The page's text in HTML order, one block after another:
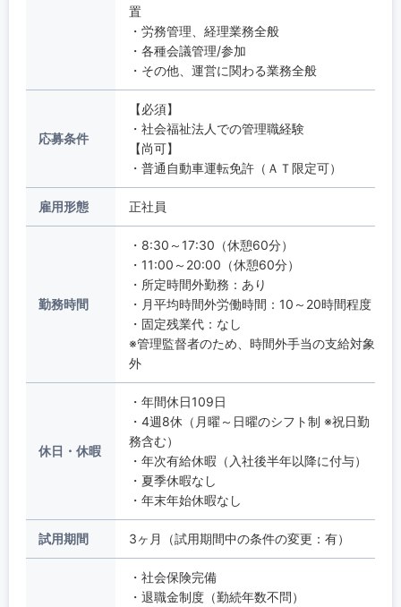
置
・労務管理、経理業務全般
・各種会議管理/参加
・その他、運営に関わる業務全般
応募条件
【必須】
・社会福祉法人での管理職経験
【尚可】
・普通自動車運転免許（ＡＴ限定可）
雇用形態 正社員
勤務時間
・8:30～17:30（休憩60分）
・11:00～20:00（休憩60分）
・所定時間外勤務：あり
・月平均時間外労働時間：10～20時間程度
・固定残業代：なし
※管理監督者のため、時間外手当の支給対象
外
休日・休暇
・年間休日109日
・4週8休（月曜～日曜のシフト制 ※祝日勤
務含む）
・年次有給休暇（入社後半年以降に付与）
・夏季休暇なし
・年末年始休暇なし
試用期間 3ヶ月（試用期間中の条件の変更：有）
・社会保険完備
・退職金制度（勤続年数不問）